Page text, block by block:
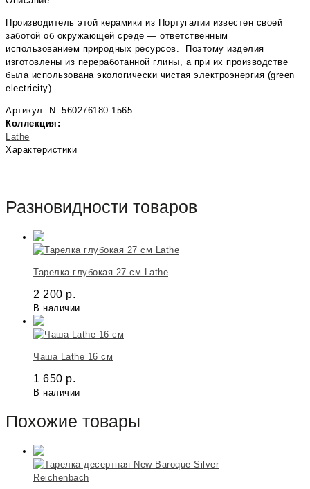
Производитель этой керамики из Португалии известен своей
заботой об окружающей среде — ответственным
использованием природных ресурсов. Поэтому изделия
изготовлены из переработанной глины, а при их производстве
была использована экологически чистая электроэнергия (green
electricity).
Артикул: N.-560276180-1565
Коллекция:
Lathe
Характеристики
Разновидности товаров
Тарелка глубокая 27 см Lathe
2 200 р.
В наличии
Чаша Lathe 16 см
1 650 р.
В наличии
Похожие товары
Reichenbach